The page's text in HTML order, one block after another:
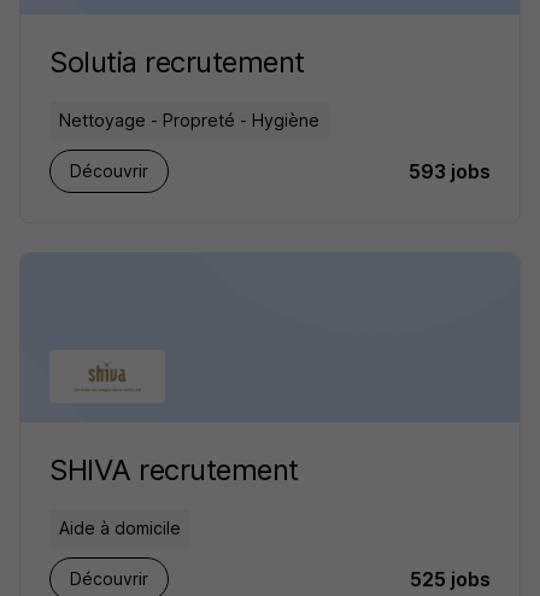
Solutia recrutement
Nettoyage - Propreté - Hygiène
Découvrir 593 jobs
SHIVA recrutement
Aide à domicile
Découvrir 525 jobs